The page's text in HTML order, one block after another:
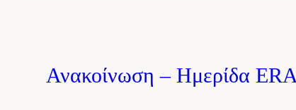
Ανακοίνωση – Ημερίδα